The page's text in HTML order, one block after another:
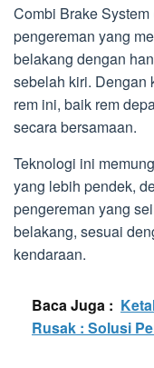
Combi Brake
pengereman yang
belakang dengan
sebelah kiri. Dengan
rem ini, baik rem
secara bersamaan.
Teknologi ini
yang lebih pendek,
pengereman yang
belakang, sesuai
kendaraan.
Baca Juga :
Rusak : Solusi